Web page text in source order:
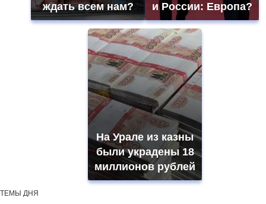
ждать всем нам?
и России: Европа?
На Урале из казны
были украдены 18
миллионов рублей
ТЕМЫ ДНЯ